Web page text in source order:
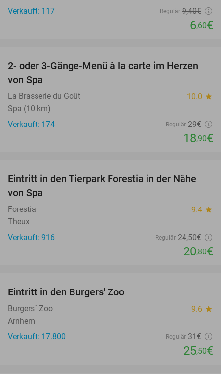
Verkauft: 117 Regulär 9,40€
6,60€
35%
2- oder 3-Gänge-Menü à la carte im Herzen
von Spa
La Brasserie du Goût 10.0 star
Spa (10 km)
Verkauft: 174
Regulär 29€
18,90€
15%
Eintritt in den Tierpark Forestia in der Nähe
von Spa
Forestia 9.4 star
Theux
Verkauft: 916
Regulär 24,50€
20,80€
Eintritt in den Burgers' Zoo
Burgers´ Zoo 9.6 star
Arnhem
Verkauft: 17.800
Regulär 31€
25,50€